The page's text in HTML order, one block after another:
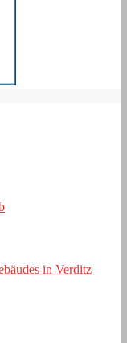
in Verditz